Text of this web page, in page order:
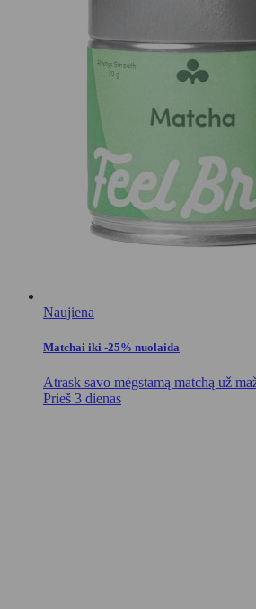
Naujiena
Matchai iki -25% nuolaida
Atrask savo mėgstamą matchą už
Prieš 3 dienas